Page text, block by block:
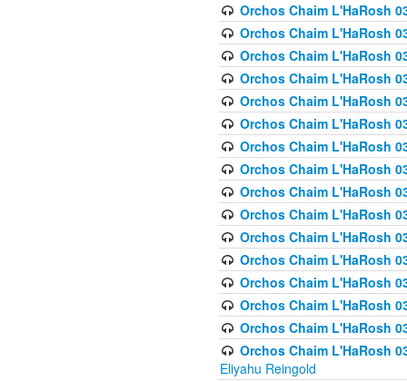
Orchos Chaim L'HaRosh
Orchos Chaim L'HaRosh
Orchos Chaim L'HaRosh
Orchos Chaim L'HaRosh
Orchos Chaim L'HaRosh
Orchos Chaim L'HaRosh
Orchos Chaim L'HaRosh
Orchos Chaim L'HaRosh
Orchos Chaim L'HaRosh
Orchos Chaim L'HaRosh
Orchos Chaim L'HaRosh
Orchos Chaim L'HaRosh
Orchos Chaim L'HaRosh
Orchos Chaim L'HaRosh
Orchos Chaim L'HaRosh
Orchos Chaim L'HaRosh
Eliyahu Reingold